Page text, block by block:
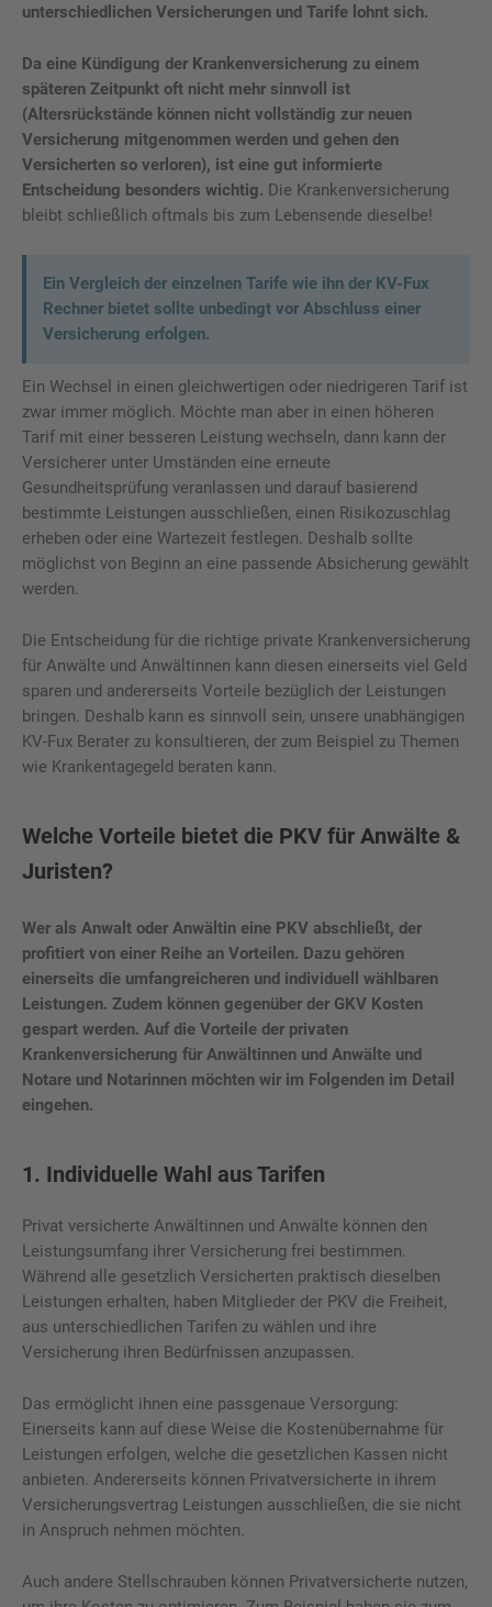
unterschiedlichen Versicherungen und Tarife lohnt sich.
Da eine Kündigung der Krankenversicherung zu einem
späteren Zeitpunkt oft nicht mehr sinnvoll ist
(Altersrückstände können nicht vollständig zur neuen
Versicherung mitgenommen werden und gehen den
Versicherten so verloren), ist eine gut informierte
Entscheidung besonders wichtig. Die Krankenversicherung
bleibt schließlich oftmals bis zum Lebensende dieselbe!
Ein Vergleich der einzelnen Tarife wie ihn der KV-Fux
Rechner bietet sollte unbedingt vor Abschluss einer
Versicherung erfolgen.
Ein Wechsel in einen gleichwertigen oder niedrigeren Tarif ist
zwar immer möglich. Möchte man aber in einen höheren
Tarif mit einer besseren Leistung wechseln, dann kann der
Versicherer unter Umständen eine erneute
Gesundheitsprüfung veranlassen und darauf basierend
bestimmte Leistungen ausschließen, einen Risikozuschlag
erheben oder eine Wartezeit festlegen. Deshalb sollte
möglichst von Beginn an eine passende Absicherung gewählt
werden.
Die Entscheidung für die richtige private Krankenversicherung
für Anwälte und Anwältinnen kann diesen einerseits viel Geld
sparen und andererseits Vorteile bezüglich der Leistungen
bringen. Deshalb kann es sinnvoll sein, unsere unabhängigen
KV-Fux Berater zu konsultieren, der zum Beispiel zu Themen
wie Krankentagegeld beraten kann.
Welche Vorteile bietet die PKV für Anwälte &
Juristen?
Wer als Anwalt oder Anwältin eine PKV abschließt, der
profitiert von einer Reihe an Vorteilen. Dazu gehören
einerseits die umfangreicheren und individuell wählbaren
Leistungen. Zudem können gegenüber der GKV Kosten
gespart werden. Auf die Vorteile der privaten
Krankenversicherung für Anwältinnen und Anwälte und
Notare und Notarinnen möchten wir im Folgenden im Detail
eingehen.
1. Individuelle Wahl aus Tarifen
Privat versicherte Anwältinnen und Anwälte können den
Leistungsumfang ihrer Versicherung frei bestimmen.
Während alle gesetzlich Versicherten praktisch dieselben
Leistungen erhalten, haben Mitglieder der PKV die Freiheit,
aus unterschiedlichen Tarifen zu wählen und ihre
Versicherung ihren Bedürfnissen anzupassen.
Das ermöglicht ihnen eine passgenaue Versorgung:
Einerseits kann auf diese Weise die Kostenübernahme für
Leistungen erfolgen, welche die gesetzlichen Kassen nicht
anbieten. Andererseits können Privatversicherte in ihrem
Versicherungsvertrag Leistungen ausschließen, die sie nicht
in Anspruch nehmen möchten.
Auch andere Stellschrauben können Privatversicherte nutzen,